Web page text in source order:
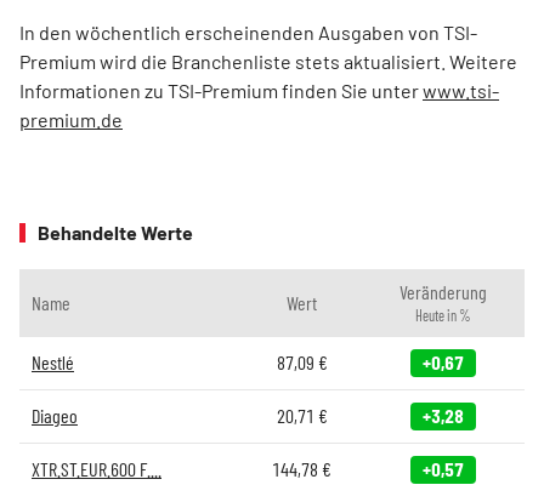
In den wöchentlich erscheinenden Ausgaben von TSI-
Premium wird die Branchenliste stets aktualisiert. Weitere
Informationen zu TSI-Premium finden Sie unterwww.tsi-
premium.de
Behandelte Werte
Name Wert Veränderung
Heute in %
Nestlé 87,09 € +0,67
Diageo 20,71 € +3,28
XTR.ST.EUR.600 F.... 144,78 € +0,57